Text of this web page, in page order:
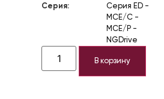
Серия:
Серия ED -
MCE/C -
MCE/P -
NGDrive
В корзину